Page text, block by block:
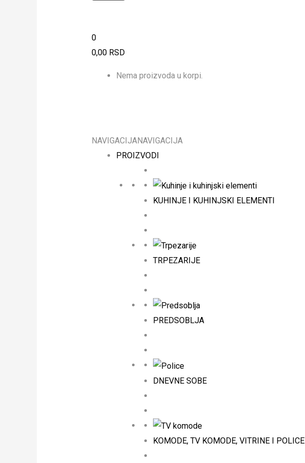
0
0,00 RSD
Nema proizvoda u korpi.
NAVIGACIJANAVIGACIJA
PROIZVODI
KUHINJE I KUHINJSKI ELEMENTI
TRPEZARIJE
PREDSOBLJA
DNEVNE SOBE
KOMODE, TV KOMODE, VITRINE I POLICE